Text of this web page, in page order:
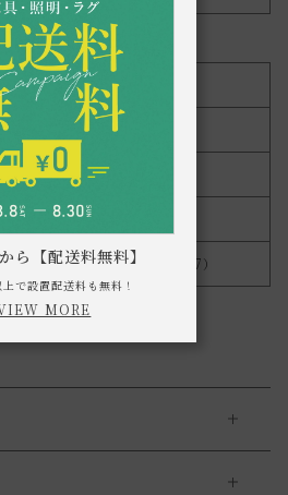
レス
アデペシュ)
CST-STL（4524475132487）
ございます。
ら【配送料無料】
で設置配送料も無料！
MORE